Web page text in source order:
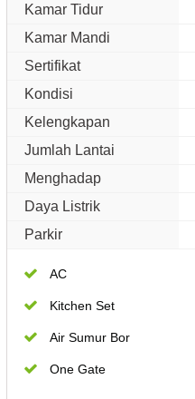
Kamar Tidur
Kamar Mandi
Sertifikat
Kondisi
Kelengkapan
Jumlah Lantai
Menghadap
Daya Listrik
Parkir
AC
Kitchen Set
Air Sumur Bor
One Gate